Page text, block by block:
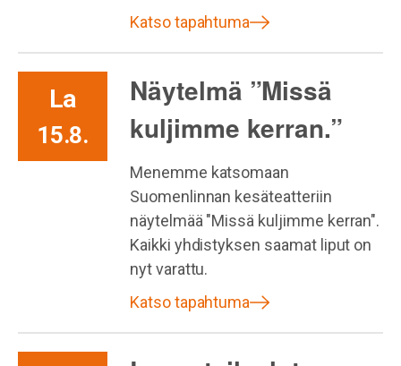
Katso tapahtuma
La
15.8.
Näytelmä ”Missä
kuljimme kerran.”
Menemme katsomaan
Suomenlinnan kesäteatteriin
näytelmää "Missä kuljimme kerran".
Kaikki yhdistyksen saamat liput on
nyt varattu.
Katso tapahtuma